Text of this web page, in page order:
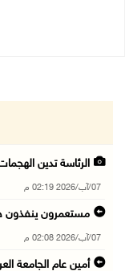
الرئاسة تدين
07/آب/2026 02:19 م
مستعمرون ينفذون
07/آب/2026 02:08 م
أمين عام الجامعة